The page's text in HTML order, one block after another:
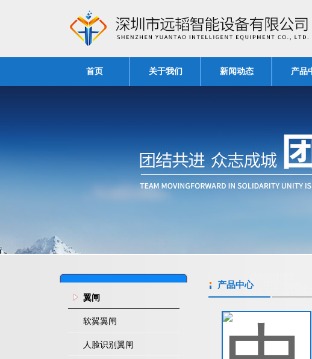
首页 关于我们 新闻动态 产品
翼闸
软翼翼闸
人脸识别翼闸
产品中心